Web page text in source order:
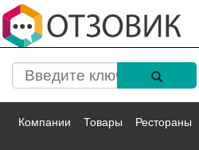
Компании Товары Рестораны